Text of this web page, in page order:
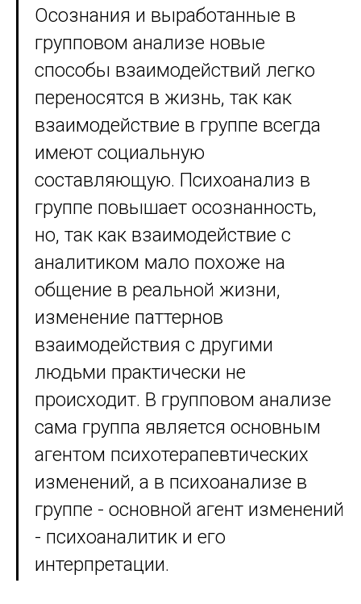
Осознания и выработанные в
групповом анализе новые
способы взаимодействий легко
переносятся в жизнь, так как
взаимодействие в группе всегда
имеют социальную
составляющую. Психоанализ в
группе повышает осознанность,
но, так как взаимодействие с
аналитиком мало похоже на
общение в реальной жизни,
изменение паттернов
взаимодействия с другими
людьми практически не
происходит. В групповом анализе
сама группа является основным
агентом психотерапевтических
изменений, а в психоанализе в
группе - основной агент изменений
- психоаналитик и его
интерпретации.